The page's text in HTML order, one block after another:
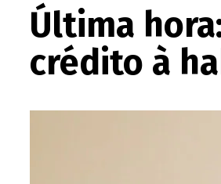
Última
crédito à